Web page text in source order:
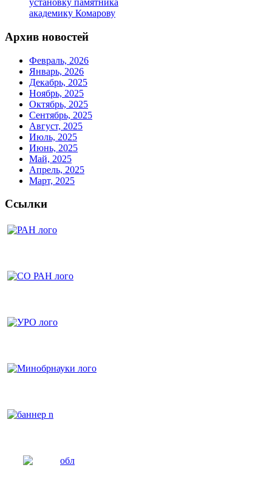
установку памятника
академику Комарову
Архив новостей
Февраль, 2026
Январь, 2026
Декабрь, 2025
Ноябрь, 2025
Октябрь, 2025
Сентябрь, 2025
Август, 2025
Июль, 2025
Июнь, 2025
Май, 2025
Апрель, 2025
Март, 2025
Ссылки